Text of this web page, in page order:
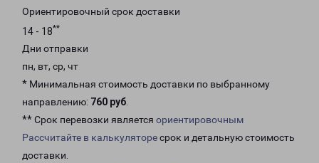
Ориентировочный срок доставки
14 - 18**
Дни отправки
пн, вт, ср, чт
* Минимальная стоимость доставки по выбранному
направлению: 760 руб.
** Срок перевозки является ориентировочным
Рассчитайте в калькуляторесрок и детальную стоимость
доставки.